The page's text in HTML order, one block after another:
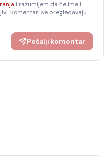
i razumijem da će ime i
Komentari se pregledavaju
Pošalji komentar